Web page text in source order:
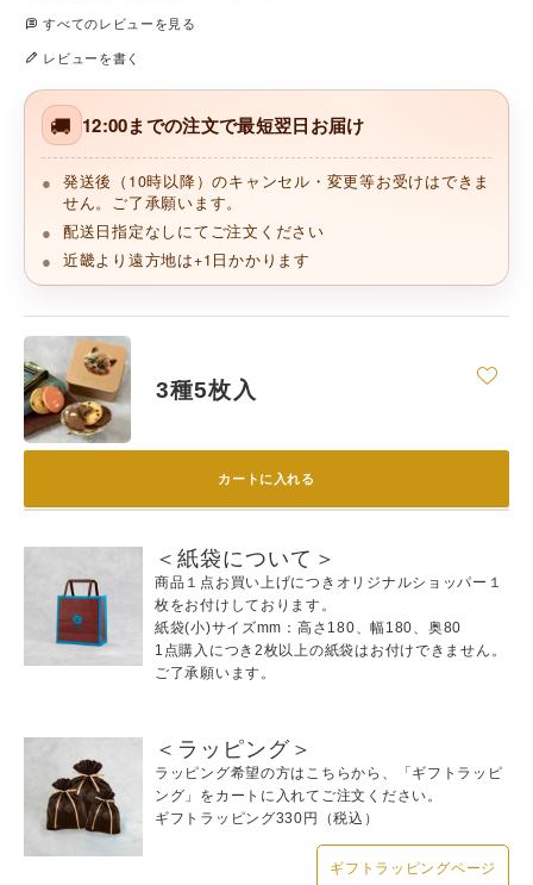
すべてのレビューを見る
レビューを書く
🚚 12:00までの注文で最短翌日お届け
発送後（10時以降）のキャンセル・変更等お受けはできま
せん。ご了承願います。
配送日指定なしにてご注文ください
近畿より遠方地は+1日かかります
3種5枚入
カートに入れる
＜紙袋について＞
商品１点お買い上げにつきオリジナルショッパー１
枚をお付けしております。
紙袋(小)サイズmm：高さ180、幅180、奥80
1点購入につき2枚以上の紙袋はお付けできません。
ご了承願います。
＜ラッピング＞
ラッピング希望の方はこちらから、「ギフトラッピ
ング」をカートに入れてご注文ください。
ギフトラッピング330円（税込）
ギフトラッピングページ